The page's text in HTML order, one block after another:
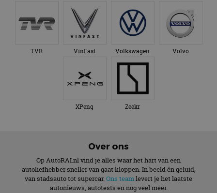
TVR VinFast Volkswagen Volvo
XPeng Zeekr
Over ons
Op AutoRAI.nl vind je alles waar het hart van een
autoliefhebber sneller van gaat kloppen. In beeld én geluid,
van stadsauto tot supercar. Ons teamlevert je het laatste
autonieuws, autotests en nog veel meer.